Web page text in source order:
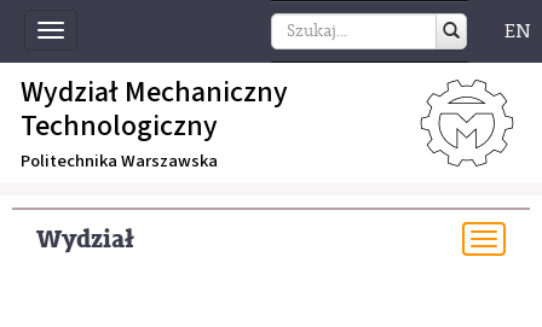
Toggle
navigation
EN
Wydział Mechaniczny
Technologiczny
Politechnika Warszawska
Wydział